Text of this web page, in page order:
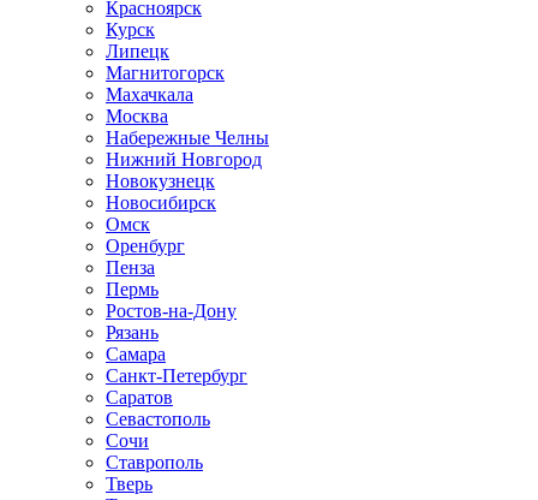
Красноярск
Курск
Липецк
Магнитогорск
Махачкала
Москва
Набережные Челны
Нижний Новгород
Новокузнецк
Новосибирск
Омск
Оренбург
Пенза
Пермь
Ростов-на-Дону
Рязань
Самара
Санкт-Петербург
Саратов
Севастополь
Сочи
Ставрополь
Тверь